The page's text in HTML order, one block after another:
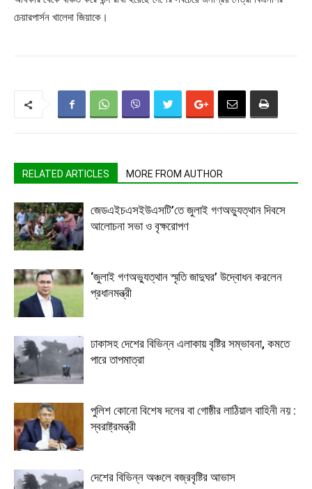
চেয়ারপার্সন খালেদা জিয়াকে।
RELATED ARTICLES MORE FROM AUTHOR
জেডএইচএসইউএসটি’তে জুলাই গণঅভ্যুত্থান দিবসে
আলোচনা সভা ও বৃক্ষরোপণ
‘জুলাই গণঅভ্যুত্থান স্মৃতি জাদুঘর’ উদ্বোধন করলেন
প্রধানমন্ত্রী
ঢাকাসহ দেশের বিভিন্ন এলাকায় বৃষ্টির সম্ভাবনা, কমতে
পারে তাপমাত্রা
পুলিশ কোনো বিশেষ দলের বা গোষ্ঠীর লাঠিয়াল বাহিনী নয় :
স্বরাষ্ট্রমন্ত্রী
দেশের বিভিন্ন অঞ্চলে বজ্রবৃষ্টির আভাস